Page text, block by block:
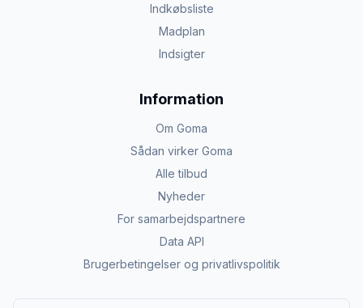
Indkøbsliste
Madplan
Indsigter
Information
Om Goma
Sådan virker Goma
Alle tilbud
Nyheder
For samarbejdspartnere
Data API
Brugerbetingelser og privatlivspolitik